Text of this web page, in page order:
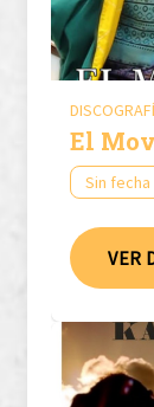
El
Sin fecha
VER